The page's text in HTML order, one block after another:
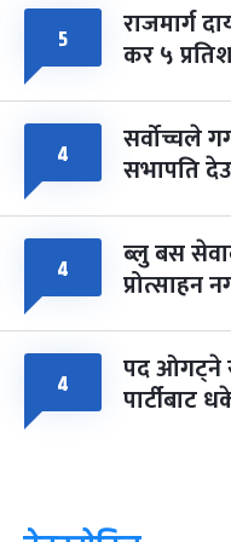
५ राजमार्ग
कर ५
४ सर्वोच्चले
सभापति
४ ब्लु बस
प्रोत्साहन
४ पद ओगट्ने
पार्टीबाट